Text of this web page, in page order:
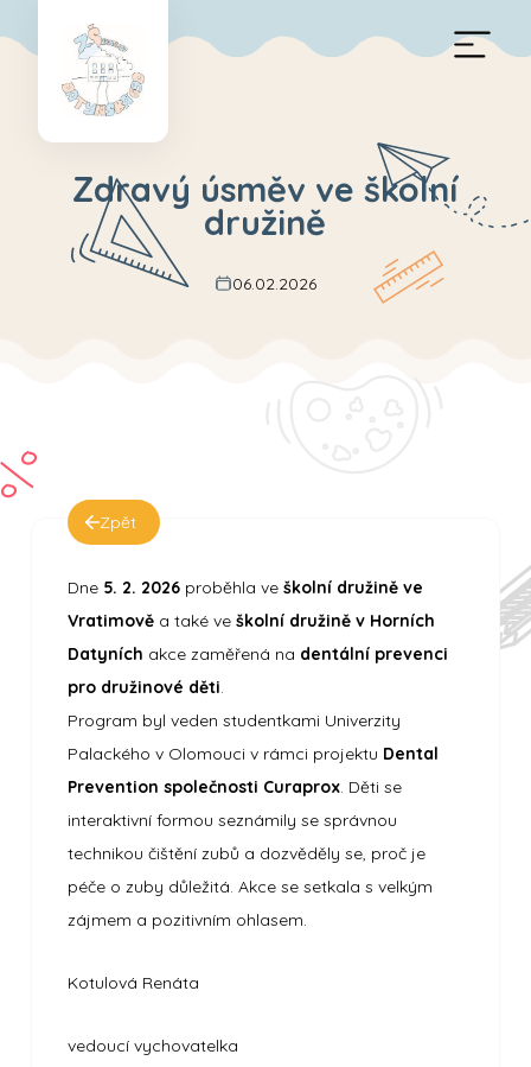
Zdravý úsměv ve školní
družině
06.02.2026
Zpět
Dne 5. 2. 2026 proběhla veškolní družině ve
Vratimově a také veškolní družině v Horních
Datyních akce zaměřená na dentální prevenci
pro družinové děti.
Program byl veden studentkami Univerzity
Palackého v Olomouci v rámci projektu Dental
Prevention společnosti Curaprox. Děti se
interaktivní formou seznámily se správnou
technikou čištění zubů a dozvěděly se, proč je
péče o zuby důležitá. Akce se setkala s velkým
zájmem a pozitivním ohlasem.
Kotulová Renáta
vedoucí vychovatelka